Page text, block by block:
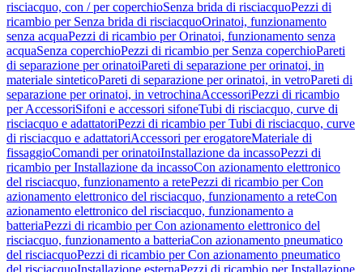
risciacquo, con / per coperchioSenza brida di risciacquoPezzi di
ricambio per Senza brida di risciacquoOrinatoi, funzionamento
senza acquaPezzi di ricambio per Orinatoi, funzionamento senza
acquaSenza coperchioPezzi di ricambio per Senza coperchioPareti
di separazione per orinatoiPareti di separazione per orinatoi, in
materiale sinteticoPareti di separazione per orinatoi, in vetroPareti di
separazione per orinatoi, in vetrochinaAccessoriPezzi di ricambio
per AccessoriSifoni e accessori sifoneTubi di risciacquo, curve di
risciacquo e adattatoriPezzi di ricambio per Tubi di risciacquo, curve
di risciacquo e adattatoriAccessori per erogatoreMateriale di
fissaggioComandi per orinatoiInstallazione da incassoPezzi di
ricambio per Installazione da incassoCon azionamento elettronico
del risciacquo, funzionamento a retePezzi di ricambio per Con
azionamento elettronico del risciacquo, funzionamento a reteCon
azionamento elettronico del risciacquo, funzionamento a
batteriaPezzi di ricambio per Con azionamento elettronico del
risciacquo, funzionamento a batteriaCon azionamento pneumatico
del risciacquoPezzi di ricambio per Con azionamento pneumatico
del risciacquoInstallazione esternaPezzi di ricambio per Installazione